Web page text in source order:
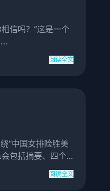
信吗？”这是一个
阅读全文
“中国女排险胜美
包括摘要、四个
阅读全文